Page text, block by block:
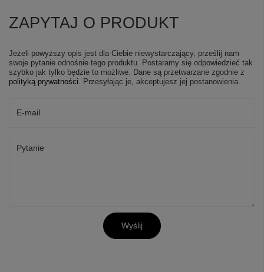
ZAPYTAJ O PRODUKT
Jeżeli powyższy opis jest dla Ciebie niewystarczający, prześlij nam
swoje pytanie odnośnie tego produktu. Postaramy się odpowiedzieć tak
szybko jak tylko będzie to możliwe. Dane są przetwarzane zgodnie z
polityką prywatności . Przesyłając je, akceptujesz jej postanowienia.
E-mail
Pytanie
Wyślij